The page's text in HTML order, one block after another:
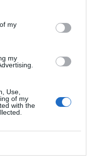
my
my
Use,
of my
with the
ao longo da tarde e noite,
a percorrerem as
a Avenida Viriato, a
entre outras.
e pela Junta de
lança o convite a todos
convívio.
decisiva das Novas 7